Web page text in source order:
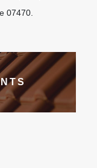
07470.